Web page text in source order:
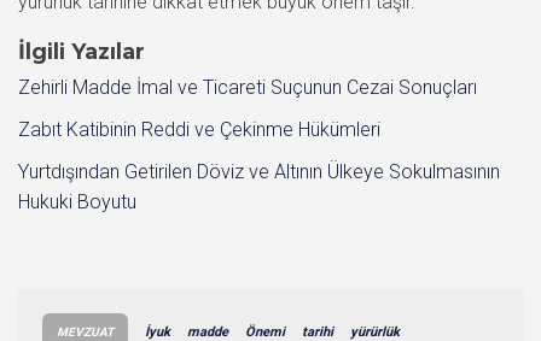
İlgili Yazılar
Zehirli Madde İmal ve Ticareti Suçunun Cezai Sonuçları
Zabıt Katibinin Reddi ve Çekinme Hükümleri
Yurtdışından Getirilen Döviz ve Altının Ülkeye Sokulmasının
Hukuki Boyutu
MEVZUAT İyuk madde Önemi tarihi yürürlük